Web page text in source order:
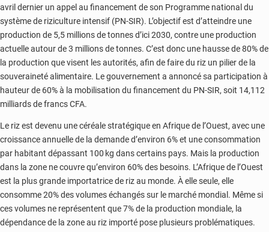
avril dernier un appel au financement de son Programme national du
système de riziculture intensif (PN-SIR). L’objectif est d’atteindre une
production de 5,5 millions de tonnes d’ici 2030, contre une production
actuelle autour de 3 millions de tonnes. C’est donc une hausse de 80% de
la production que visent les autorités, afin de faire du riz un pilier de la
souveraineté alimentaire. Le gouvernement a annoncé sa participation à
hauteur de 60% à la mobilisation du financement du PN-SIR, soit 14,112
milliards de francs CFA.
Le riz est devenu une céréale stratégique en Afrique de l’Ouest, avec une
croissance annuelle de la demande d’environ 6% et une consommation
par habitant dépassant 100 kg dans certains pays. Mais la production
dans la zone ne couvre qu’environ 60% des besoins. L’Afrique de l’Ouest
est la plus grande importatrice de riz au monde. À elle seule, elle
consomme 20% des volumes échangés sur le marché mondial. Même si
ces volumes ne représentent que 7% de la production mondiale, la
dépendance de la zone au riz importé pose plusieurs problématiques.